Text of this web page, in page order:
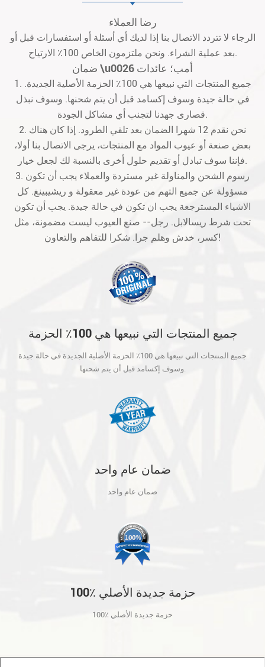
رضا العملاء
الرجاء لا تتردد الاتصال بنا إذا لديك أي أسئلة أو استفسارات قبل أو
بعد عملية الشراء. ونحن ملتزمون الخاص 100٪ الارتياح.
ضمان \u0026 أمب؛ عائدات
1. جميع المنتجات التي نبيعها هي 100٪ الحزمة الأصلية الجديدة.
في حالة جيدة وسوف إكسامد قبل أن يتم شحنها. وسوف نبذل
قصارى جهدنا لتجنب أي مشاكل الجودة.
2. نحن نقدم 12 شهرا الضمان بعد تلقي الطرود. إذا كان هناك
بعض صنعة أو عيوب المواد مع المنتجات، يرجى الاتصال بنا أولا،
فإننا سوف تبادل أو تقديم حلول أخرى بالنسبة لك لجعل خيار.
3. رسوم الشحن والمناولة غير مستردة والعملاء يجب أن تكون
مسؤولة عن جميع التهم من عودة غير معقولة و ريشيبينغ. كل
الاشياء المسترجعة يجب ان تكون في حالة جيدة. يجب أن تكون
تحت شرط ريسالابل. رجل-- صنع العيوب ليست مضمونة، مثل
كسر، خدش وهلم جرا. شكرا للتفاهم والتعاون!
جميع المنتجات التي نبيعها هي 100٪ الحزمة
الأصلية الجديدة في حالة جيدة وسوف إكسامد
قبل أن يتم شحنها.
جميع المنتجات التي نبيعها هي 100٪ الحزمة الأصلية الجديدة في حالة جيدة
وسوف إكسامد قبل أن يتم شحنها.
ضمان عام واحد
ضمان عام واحد
100٪ حزمة جديدة الأصلي
100٪ حزمة جديدة الأصلي